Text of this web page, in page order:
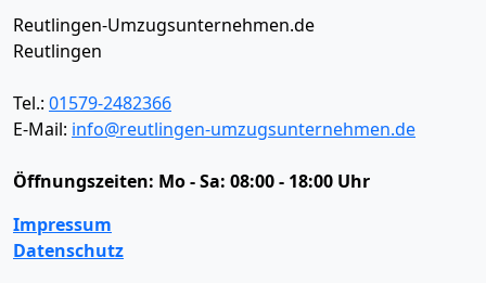
Reutlingen-Umzugsunternehmen.de
Reutlingen
Tel.: 01579-2482366
E-Mail: info@reutlingen-umzugsunternehmen.de
Öffnungszeiten: Mo - Sa: 08:00 - 18:00 Uhr
Impressum
Datenschutz